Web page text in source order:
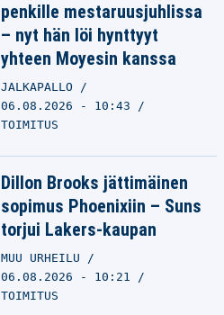
penkille mestaruusjuhlissa
– nyt hän löi hynttyyt
yhteen Moyesin kanssa
JALKAPALLO
06.08.2026 - 10:43
TOIMITUS
Dillon Brooks jättimäinen
sopimus Phoenixiin – Suns
torjui Lakers-kaupan
MUU URHEILU
06.08.2026 - 10:21
TOIMITUS